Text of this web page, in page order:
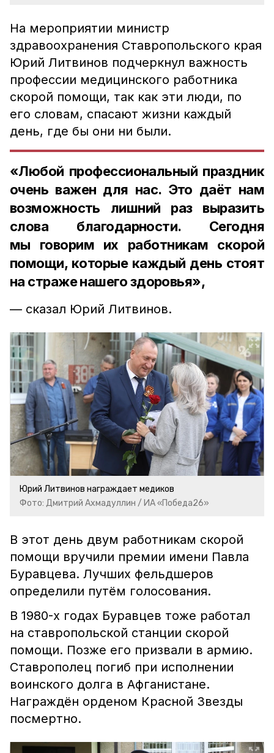
На мероприятии министр
здравоохранения Ставропольского края
Юрий Литвинов подчеркнул важность
профессии медицинского работника
скорой помощи, так как эти люди, по
его словам, спасают жизни каждый
день, где бы они ни были.
«Любой профессиональный праздник
очень важен для нас. Это даёт нам
возможность лишний раз выразить
слова благодарности. Сегодня
мы говорим их работникам скорой
помощи, которые каждый день стоят
на страже нашего здоровья»,
— сказал Юрий Литвинов.
Юрий Литвинов награждает медиков
Фото: Дмитрий Ахмадуллин / ИА «Победа26»
В этот день двум работникам скорой
помощи вручили премии имени Павла
Буравцева. Лучших фельдшеров
определили путём голосования.
В 1980-х годах Буравцев тоже работал
на ставропольской станции скорой
помощи. Позже его призвали в армию.
Ставрополец погиб при исполнении
воинского долга в Афганистане.
Награждён орденом Красной Звезды
посмертно.